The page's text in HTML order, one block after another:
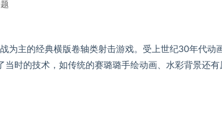
为主的经典横版卷轴类射击游戏。受上世纪30年代动
当时的技术，如传统的赛璐璐手绘动画、水彩背景还有